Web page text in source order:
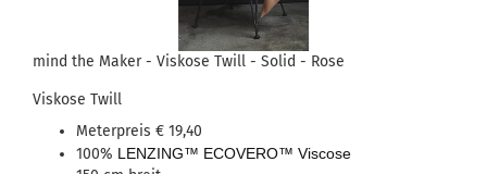
mind the Maker - Viskose Twill - Solid - Rose
Viskose Twill
Meterpreis € 19,40
100% LENZING™ ECOVERO™ Viscose